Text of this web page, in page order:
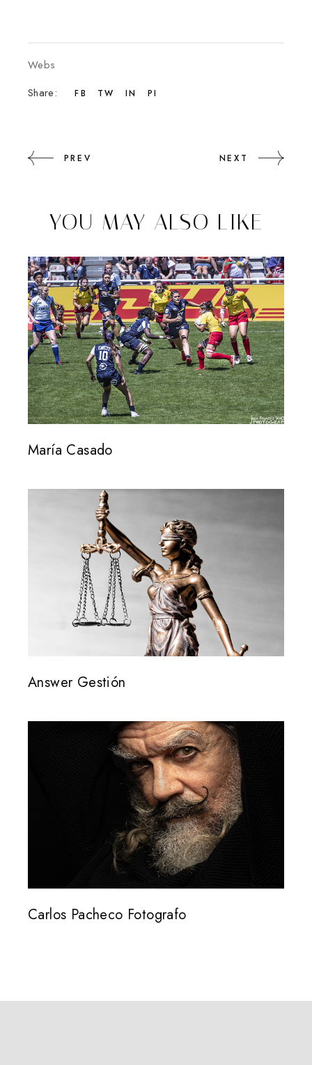
Webs
Share:
FB TW IN PI
PREV NEXT
YOU MAY ALSO LIKE
María Casado
Answer Gestión
Carlos Pacheco Fotografo